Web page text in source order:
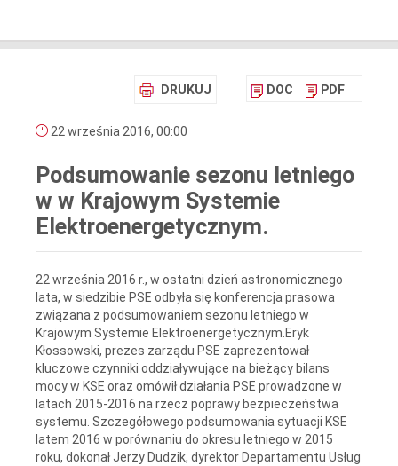
DRUKUJ DOC PDF
22 września 2016, 00:00
Podsumowanie sezonu letniego
w w Krajowym Systemie
Elektroenergetycznym.
22 września 2016 r., w ostatni dzień astronomicznego
lata, w siedzibie PSE odbyła się konferencja prasowa
związana z podsumowaniem sezonu letniego w
Krajowym Systemie Elektroenergetycznym.Eryk
Kłossowski, prezes zarządu PSE zaprezentował
kluczowe czynniki oddziaływujące na bieżący bilans
mocy w KSE oraz omówił działania PSE prowadzone w
latach 2015-2016 na rzecz poprawy bezpieczeństwa
systemu. Szczegółowego podsumowania sytuacji KSE
latem 2016 w porównaniu do okresu letniego w 2015
roku, dokonał Jerzy Dudzik, dyrektor Departamentu Usług